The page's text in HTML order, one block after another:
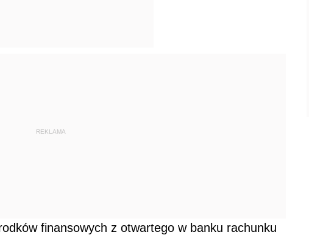
REKLAMA
finansowych z otwartego w banku rachunku